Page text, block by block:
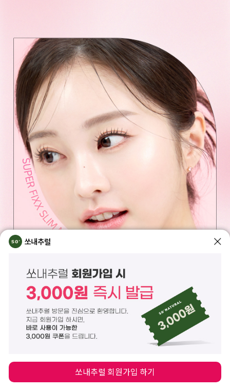
쏘내추럴
쏘내추럴 회원가입 하기